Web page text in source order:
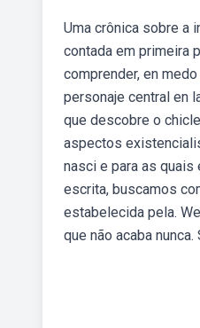
Uma crônica sobre a
contada em primeira
comprender, en
personaje central en
que descobre o
aspectos
nasci e para as quais
escrita, buscamos
estabelecida pela.
que não acaba